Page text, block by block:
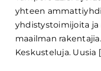
yhteen
yhdistystoimijoita
maailman
Keskusteluja. Uusia